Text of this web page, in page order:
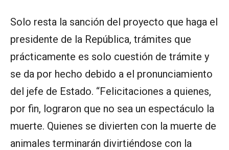
Solo resta la sanción del proyecto que haga el
presidente de la República, trámites que
prácticamente es solo cuestión de trámite y
se da por hecho debido a el pronunciamiento
del jefe de Estado. “Felicitaciones a quienes,
por fin, lograron que no sea un espectáculo la
muerte. Quienes se divierten con la muerte de
animales terminarán divirtiéndose con la